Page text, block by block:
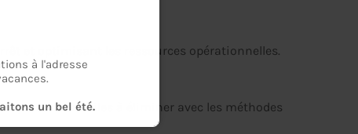
et optimisant les ressources opérationnelles.
qui sont difficiles à éliminer avec les méthodes
à l'adresse
un bel été.